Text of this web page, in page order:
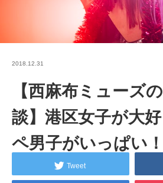
2018.12.31
【西麻布ミューズ
談】港区女子が大
ペ男子がいっぱい
Tweet